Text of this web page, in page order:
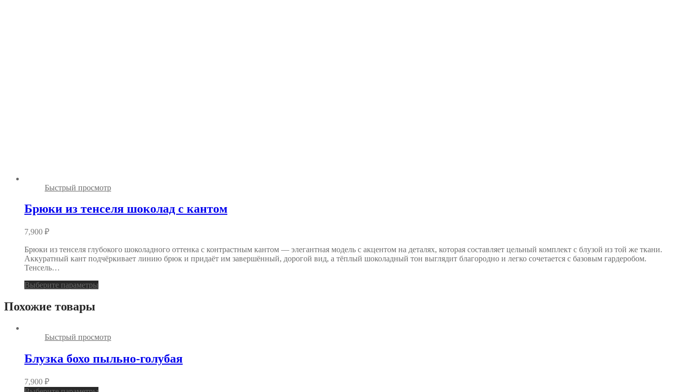
Быстрый просмотр
Брюки из тенселя шоколад с кантом
7,900 ₽
Брюки из тенселя глубокого шоколадного оттенка с контрастным кантом — элегантная модель с акцентом на деталях, которая составляет цельный комплект с блузой из той же ткани.
Аккуратный кант подчёркивает линию брюк и придаёт им завершённый, дорогой вид, а тёплый шоколадный тон выглядит благородно и легко сочетается с базовым гардеробом.
Тенсель…
Выберите параметры
Похожие товары
Быстрый просмотр
Блузка бохо пыльно-голубая
7,900 ₽